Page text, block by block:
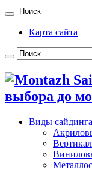
Карта сайта
выбора до
Виды сайдинга